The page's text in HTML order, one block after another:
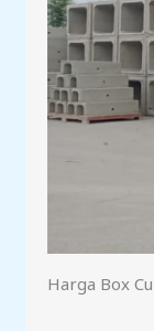
Harga Box